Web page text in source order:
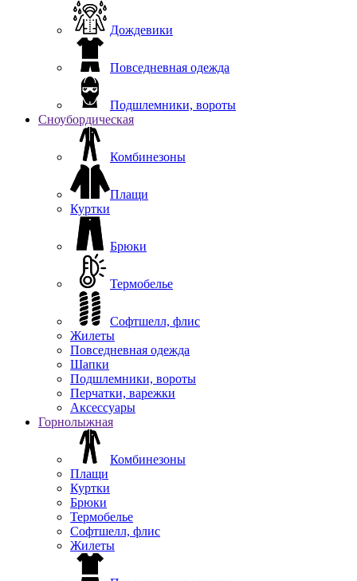
Дождевики
Повседневная одежда
Подшлемники, вороты
Сноубордическая
Комбинезоны
Плащи
Куртки
Брюки
Термобелье
Софтшелл, флис
Жилеты
Повседневная одежда
Шапки
Подшлемники, вороты
Перчатки, варежки
Аксессуары
Горнолыжная
Комбинезоны
Плащи
Куртки
Брюки
Термобелье
Софтшелл, флис
Жилеты